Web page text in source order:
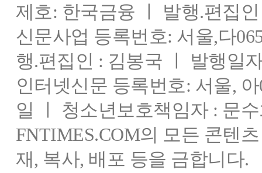
제호: 한국금융 ㅣ 발행.편집
신문사업 등록번호: 서울,다
행.편집인 : 김봉국 ㅣ 발행일
인터넷신문 등록번호: 서울,
일 ㅣ 청소년보호책임자 : 문
FNTIMES.COM의 모든 콘텐
재, 복사, 배포 등을 금합니다.